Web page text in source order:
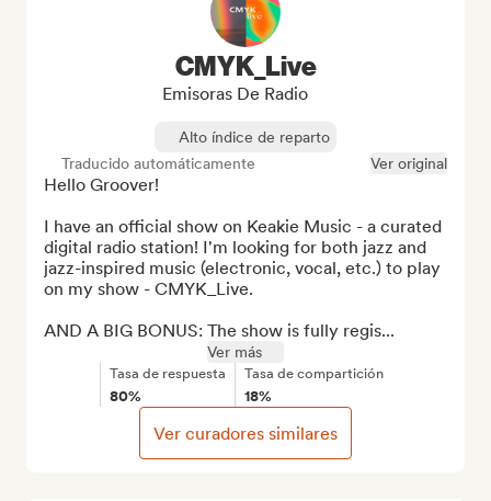
CMYK_Live
Emisoras De Radio
Alto índice de reparto
Traducido automáticamente
Ver original
Hello Groover!
I have an official show on Keakie Music - a curated
digital radio station! I'm looking for both jazz and
jazz-inspired music (electronic, vocal, etc.) to play
on my show - CMYK_Live.
AND A BIG BONUS: The show is fully regis...
Ver más
Tasa de respuesta
80%
Tasa de compartición
18%
Ver curadores similares